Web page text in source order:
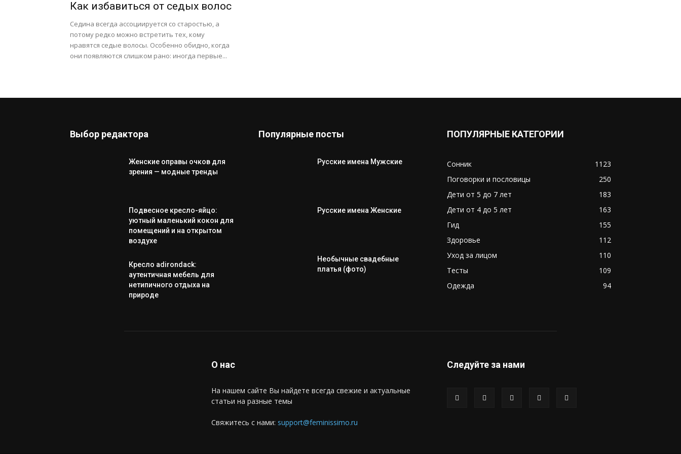
Как избавиться от седых волос
Седина всегда ассоциируется со старостью, а
потому редко можно встретить тех, кому
нравятся седые волосы. Особенно обидно, когда
они появляются слишком рано: иногда первые...
Выбор редактора
Женские оправы очков для
зрения — модные тренды
Подвесное кресло-яйцо:
уютный маленький кокон для
помещений и на открытом
воздухе
Кресло adirondack:
аутентичная мебель для
нетипичного отдыха на
природе
Популярные посты
Русские имена Мужские
Русские имена Женские
Необычные свадебные
платья (фото)
ПОПУЛЯРНЫЕ КАТЕГОРИИ
Сонник
1123
Поговорки и пословицы
250
Дети от 5 до 7 лет
183
Дети от 4 до 5 лет
163
Гид
155
Здоровье
112
Уход за лицом
110
Тесты
109
Одежда
94
О нас
На нашем сайте Вы найдете всегда свежие и актуальные
статьи на разные темы
Свяжитесь с нами: support@feminissimo.ru
Следуйте за нами